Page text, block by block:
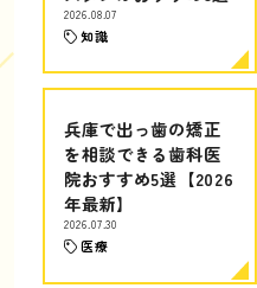
2026.08.07
知識
兵庫で出っ歯の矯正
を相談できる歯科医
院おすすめ5選【2026
年最新】
2026.07.30
医療